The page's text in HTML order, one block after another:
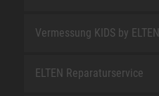
Vermessung KIDS by ELTEN
ELTEN Reparaturservice